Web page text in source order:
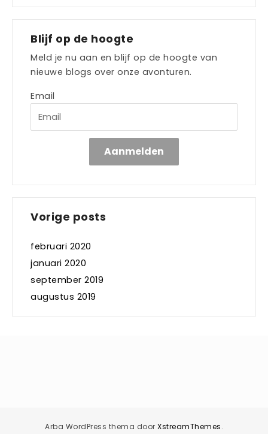
Blijf op de hoogte
Meld je nu aan en blijf op de hoogte van
nieuwe blogs over onze avonturen.
Email
Aanmelden
Vorige posts
februari 2020
januari 2020
september 2019
augustus 2019
Arba WordPress thema door XstreamThemes.